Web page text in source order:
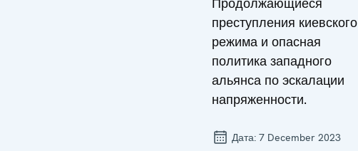
преступления киевского
режима и опасная
политика западного
альянса по эскалации
напряженности.
Дата: 7 December 2023